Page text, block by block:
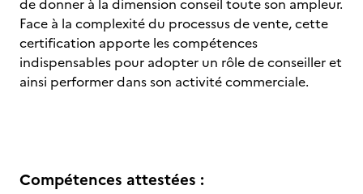
de donner à la dimension conseil toute son ampleur.
Face à la complexité du processus de vente, cette
certification apporte les compétences
indispensables pour adopter un rôle de conseiller et
ainsi performer dans son activité commerciale.
Compétences attestées :